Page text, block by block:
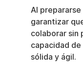
Al
garantizar
colaborar sin
capacidad
sólida y ágil.